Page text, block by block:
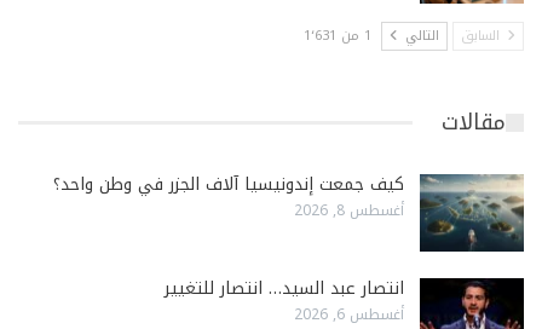
السابق التالي 1 من 1٬631
مقالات
كيف جمعت إندونيسيا آلاف الجزر في وطن واحد؟
أغسطس 8, 2026
انتصار عبد السيد… انتصار للتغيير
أغسطس 6, 2026